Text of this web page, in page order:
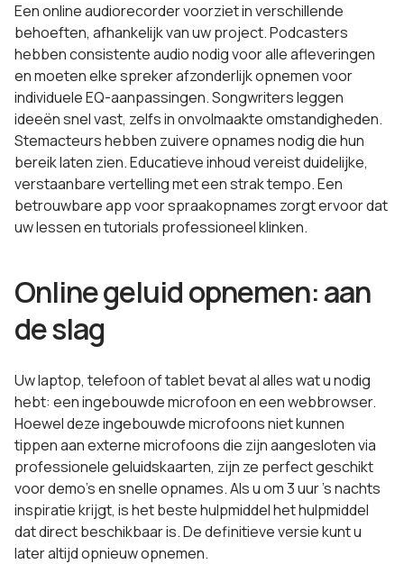
Een online audiorecorder voorziet in verschillende
behoeften, afhankelijk van uw project. Podcasters
hebben consistente audio nodig voor alle afleveringen
en moeten elke spreker afzonderlijk opnemen voor
individuele EQ-aanpassingen. Songwriters leggen
ideeën snel vast, zelfs in onvolmaakte omstandigheden.
Stemacteurs hebben zuivere opnames nodig die hun
bereik laten zien. Educatieve inhoud vereist duidelijke,
verstaanbare vertelling met een strak tempo. Een
betrouwbare app voor spraakopnames zorgt ervoor dat
uw lessen en tutorials professioneel klinken.
Online geluid opnemen: aan
de slag
Uw laptop, telefoon of tablet bevat al alles wat u nodig
hebt: een ingebouwde microfoon en een webbrowser.
Hoewel deze ingebouwde microfoons niet kunnen
tippen aan externe microfoons die zijn aangesloten via
professionele geluidskaarten, zijn ze perfect geschikt
voor demo's en snelle opnames. Als u om 3 uur 's nachts
inspiratie krijgt, is het beste hulpmiddel het hulpmiddel
dat direct beschikbaar is. De definitieve versie kunt u
later altijd opnieuw opnemen.